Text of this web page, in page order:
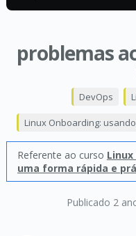
problemas
Publicado 2
DevOps
Linux Onboarding:
Referente ao curso Linux
uma forma rápida e